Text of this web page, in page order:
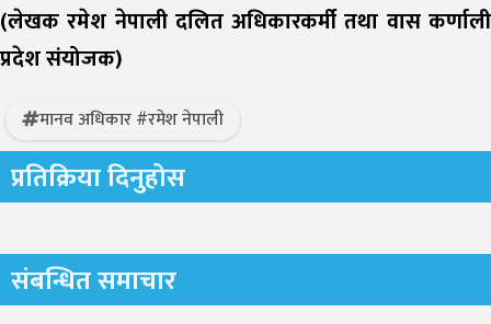
(लेखक रमेश नेपाली दलित अधिकारकर्मी तथा वास कर्णाली
प्रदेश संयोजक)
मानव अधिकार #रमेश नेपाली
प्रतिक्रिया दिनुहोस
संबन्धित समाचार